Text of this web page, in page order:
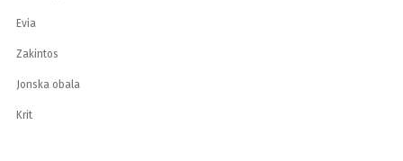
Evia
Zakintos
Jonska obala
Krit